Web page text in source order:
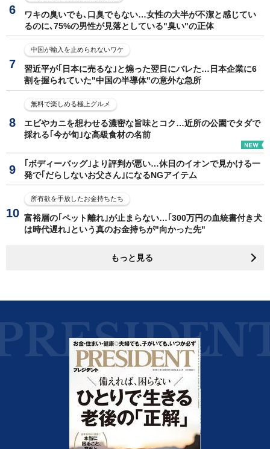
ワキの臭いでも､口臭でもない…女性の大半が不潔と感じてい
るのに､75%の男性が見落としている"臭い"の正体
中国が輸入を止められないワケ
習近平が｢日本に売るな｣と煽った翌日にバレた…日本企業に6
割を握られていた"中国の半導体"の意外な急所
無料で楽しめる極上グルメ
エビやカニを想わせる濃密な旨味とコク…近所の公園でタダで
採れる｢今が旬｣な高級食材の名前
｢ボディーバッグ｣より評判が悪い…休日のイオンで見かける一
発で｢だらしないお父さん｣になるNGアイテム
所有欲を手放したお金持ちたち
富裕層の｢ペット離れ｣が止まらない…｢300万円の血統書付き犬
は時代遅れ｣という真のお金持ちが"向かった先"
もっと見る